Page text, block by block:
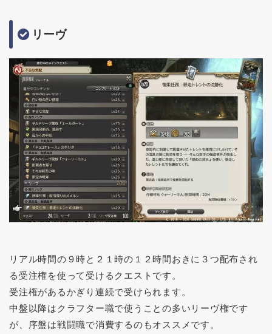
リーヴ
リアル時間の９時と２１時の１２時間おきに３つ配布され
る受注権を使って受けるクエストです。
受注権があるかぎり連続で受けられます。
中盤以降はクラフター職で使うことの多いリーヴ権です
が、序盤は戦闘職で消費するのもオススメです。